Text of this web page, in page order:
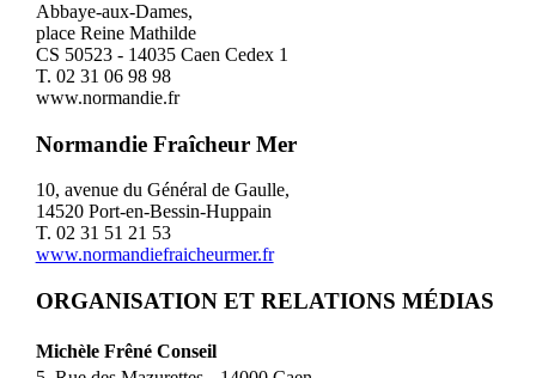
Abbaye-aux-Dames,
place Reine Mathilde
CS 50523 - 14035 Caen Cedex 1
T. 02 31 06 98 98
www.normandie.fr
Normandie Fraîcheur Mer
10, avenue du Général de Gaulle,
14520 Port-en-Bessin-Huppain
T. 02 31 51 21 53
www.normandiefraicheurmer.fr
ORGANISATION ET RELATIONS MÉDIAS
Michèle Frêné Conseil